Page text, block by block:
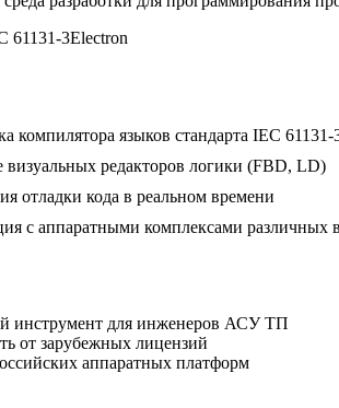
61131-3Electron
компилятора языков стандарта IEC 61131-
визуальных редакторов логики (FBD, LD)
отладки кода в реальном времени
с аппаратными комплексами различных
инструмент для инженеров АСУ ТП
от зарубежных лицензий
аппаратных платформ